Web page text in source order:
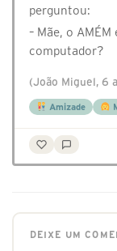
perguntou:
– Mãe, o
computador?
(João Miguel, 6
Amizade
DEIXE UM